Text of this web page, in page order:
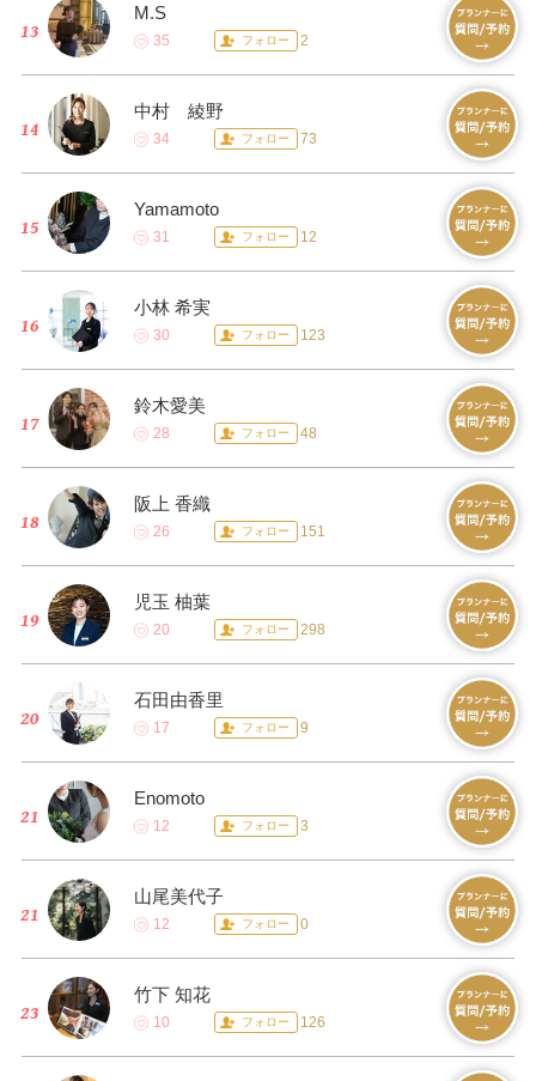
M.S
35 フォロー 2
中村 綾野
34 フォロー 73
Yamamoto
31 フォロー 12
小林 希実
30 フォロー 123
鈴木愛美
28 フォロー 48
阪上 香織
26 フォロー 151
児玉 柚葉
20 フォロー 298
石田由香里
17 フォロー 9
Enomoto
12 フォロー 3
山尾美代子
12 フォロー 0
竹下 知花
10 フォロー 126